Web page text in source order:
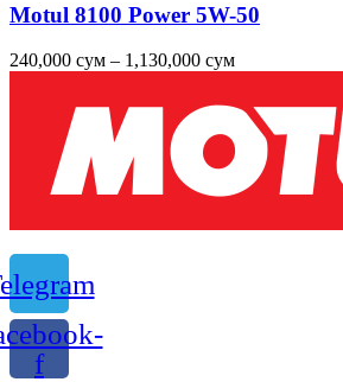
Motul 8100 Power 5W-50
240,000 сум – 1,130,000 сум
f